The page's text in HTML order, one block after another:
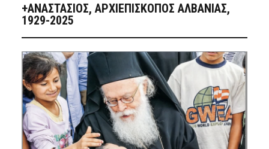
+ΑΝΑΣΤΆΣΙΟΣ, ΑΡΧΙΕΠΊΣΚΟΠΟΣ ΑΛΒΑΝΊΑΣ,
1929-2025